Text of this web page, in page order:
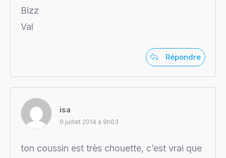
Bizz
Val
Répondre
isa
9 juillet 2014 à 9h03
ton coussin est très chouette, c’est vrai que